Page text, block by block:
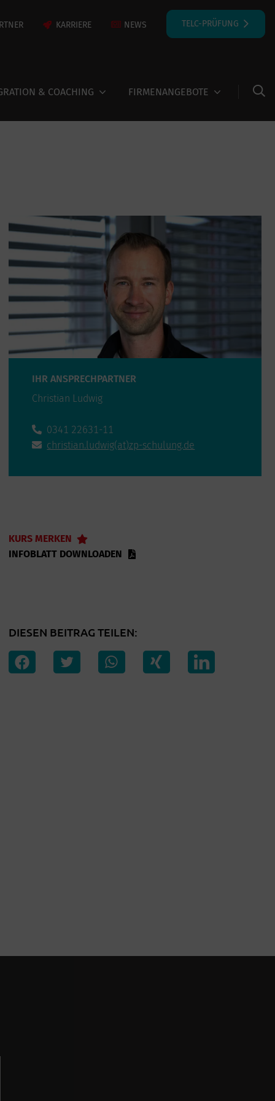
KARRIERE NEWS TELC-PRÜFUNG
& COACHING FIRMENANGEBOTE
IHR ANSPRECHPARTNER
Christian Ludwig
0341 22631-11
christian.ludwig(at)zp-schulung.de
KURS MERKEN
INFOBLATT DOWNLOADEN
DIESEN BEITRAG TEILEN: